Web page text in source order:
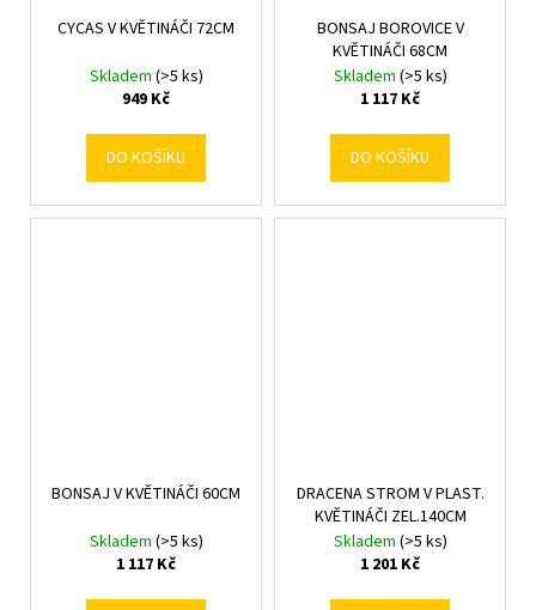
CYCAS V KVĚTINÁČI 72CM
Skladem (>5 ks)
949 Kč
DO KOŠÍKU
BONSAJ BOROVICE V
KVĚTINÁČI 68CM
Skladem (>5 ks)
1 117 Kč
DO KOŠÍKU
BONSAJ V KVĚTINÁČI 60CM
Skladem (>5 ks)
1 117 Kč
DRACENA STROM V PLAST.
KVĚTINÁČI ZEL.140CM
Skladem (>5 ks)
1 201 Kč